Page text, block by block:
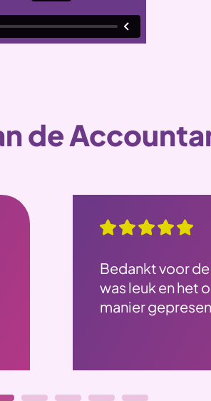
de
Bedankt voor
was leuk en het
manier